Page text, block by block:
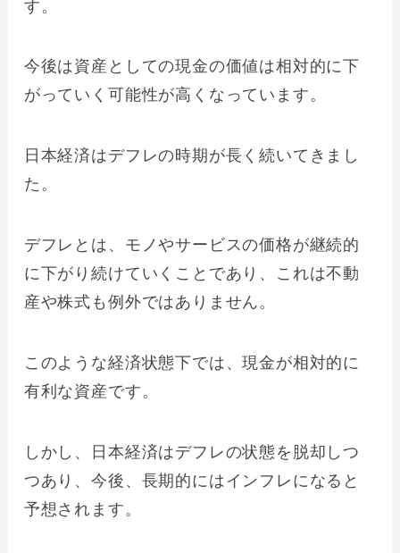
す。
今後は資産としての現金の価値は相対的に下
がっていく可能性が高くなっています。
日本経済はデフレの時期が長く続いてきまし
た。
デフレとは、モノやサービスの価格が継続的
に下がり続けていくことであり、これは不動
産や株式も例外ではありません。
このような経済状態下では、現金が相対的に
有利な資産です。
しかし、日本経済はデフレの状態を脱却しつ
つあり、今後、長期的にはインフレになると
予想されます。